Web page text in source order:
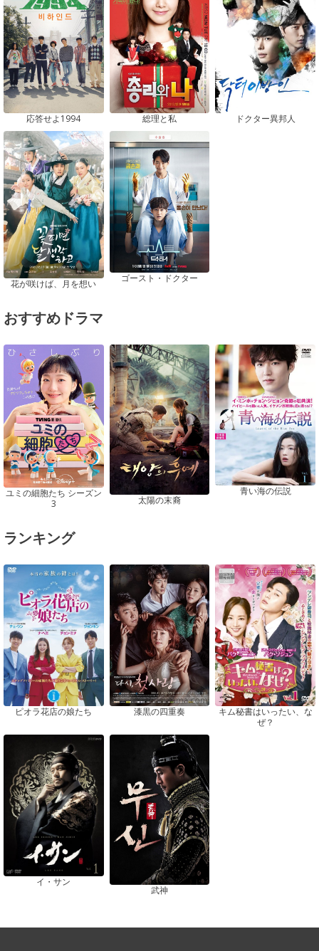
応答せよ1994 総理と私 ドクター異邦人
花が咲けば、月を想い ゴースト・ドクター
おすすめドラマ
ユミの細胞たち シーズン
3
太陽の末裔
青い海の伝説
ランキング
ピオラ花店の娘たち 漆黒の四重奏
キム秘書はいったい、な
ぜ？
イ・サン
武神